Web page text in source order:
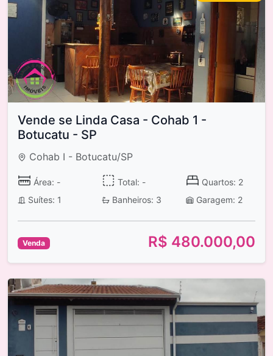
Vende se Linda Casa - Cohab 1 -
Botucatu - SP
Cohab I - Botucatu/SP
Área: - Total: -
Quartos: 2
Suítes: 1
Banheiros: 3 Garagem: 2
Venda R$ 480.000,00